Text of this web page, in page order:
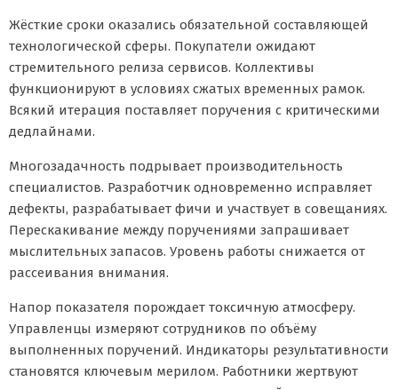
Жёсткие сроки оказались обязательной составляющей
технологической сферы. Покупатели ожидают
стремительного релиза сервисов. Коллективы
функционируют в условиях сжатых временных рамок.
Всякий итерация поставляет поручения с критическими
дедлайнами.
Многозадачность подрывает производительность
специалистов. Разработчик одновременно исправляет
дефекты, разрабатывает фичи и участвует в совещаниях.
Перескакивание между поручениями запрашивает
мыслительных запасов. Уровень работы снижается от
рассеивания внимания.
Напор показателя порождает токсичную атмосферу.
Управленцы измеряют сотрудников по объёму
выполненных поручений. Индикаторы результативности
становятся ключевым мерилом. Работники жертвуют